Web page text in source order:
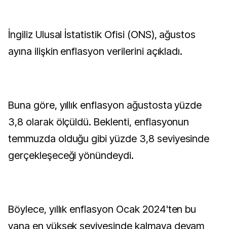
İngiliz Ulusal İstatistik Ofisi (ONS), ağustos
ayına ilişkin enflasyon verilerini açıkladı.
Buna göre, yıllık enflasyon ağustosta yüzde
3,8 olarak ölçüldü. Beklenti, enflasyonun
temmuzda olduğu gibi yüzde 3,8 seviyesinde
gerçekleşeceği yönündeydi.
Böylece, yıllık enflasyon Ocak 2024'ten bu
yana en yüksek seviyesinde kalmaya devam